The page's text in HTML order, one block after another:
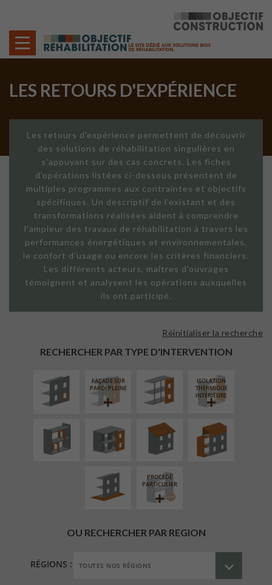
LES RETOURS D'EXPÉRIENCE
Les retours d'expérience permettent de découvrir
des solutions de réhabilitation singulières en
s'appuyant sur des cas concrets. Les fiches
d'opérations listées ci-dessous présentent de
multiples programmes aux contraintes et objectifs
spécifiques. Un descriptif de l'existant et des
transformations réalisées aident à comprendre
l'ampleur des travaux de réhabilitation à travers les
performances énergétiques et environnementales,
le confort d'usage ou encore les critères financiers.
Les différents acteurs, maîtres d'ouvrages
témoignent et analysent les opérations auxquelles
ils ont participé.
RECHERCHER PAR TYPE D'INTERVENTION
Réinitialiser la recherche
EXTÉRIEURE
FAÇADE SUR
PAROI PLEINE
FAÇADE SUR
LINÉAIRE
ISOLATION
THERMIQUE
INTÉRIEURE
RÉAMÉNAGEMENT
INTÉRIEUR
FERMETURE
LOGGIAS
RÉFECTION DES
TOITURES
SURÉLÉVATION
EXTENSION
AMÉNAGEMENT
EXTÉRIEUR
PROCÉDÉ
PARTICULIER
OU RECHERCHER PAR REGION
RÉGIONS :